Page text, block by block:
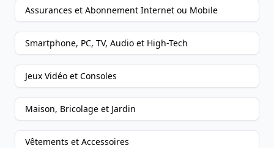
Assurances et Abonnement Internet ou Mobile
Smartphone, PC, TV, Audio et High-Tech
Jeux Vidéo et Consoles
Maison, Bricolage et Jardin
Vêtements et Accessoires